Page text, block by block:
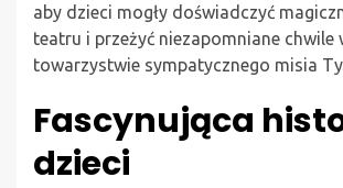
aby dzieci mogły doświadczyć
teatru i przeżyć niezapomniane chwile
towarzystwie sympatycznego misia
Fascynująca
dzieci